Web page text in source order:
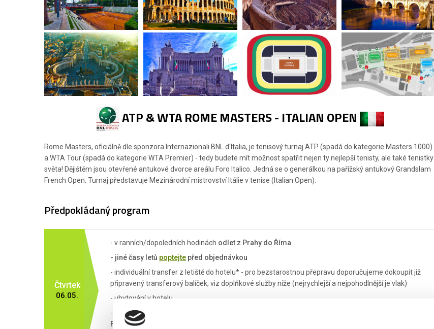
ATP & WTA ROME MASTERS - ITALIAN OPEN
Rome Masters, oficiálně dle sponzora Internazionali BNL d'Italia, je tenisový turnaj ATP (spadá do kategorie Masters 1000)
a WTA Tour (spadá do kategorie WTA Premier) - tedy budete mít možnost spatřit nejen ty nejlepší tenisty, ale také tenistky
světa! Dějištěm jsou otevřené antukové dvorce areálu Foro Italico. Jedná se o generálkou na pařížský antukový Grandslam
French Open. Turnaj představuje Mezinárodní mistrovství Itálie v tenise (Italian Open).
Předpokládaný program
Čtvrtek
06.05.
- v ranních/dopoledních hodinách odlet z Prahy do Říma
- jiné časy letů poptejte před objednávkou
- individuální transfer z letiště do hotelu* - pro bezstarostnou přepravu doporučujeme dokoupit již
připravený transferový balíček, viz doplňkové služby níže (nejrychlejší a nejpohodlnější je vlak)
- ubytování v hotelu
- individuální volno (doporučujeme prohlídku Říma a jeho nejzajímavějších památek:
Forum Romanum, Vatikán - bazilika a náměstí sv. Petra, Fontána Di Trevi, Španělské schody,